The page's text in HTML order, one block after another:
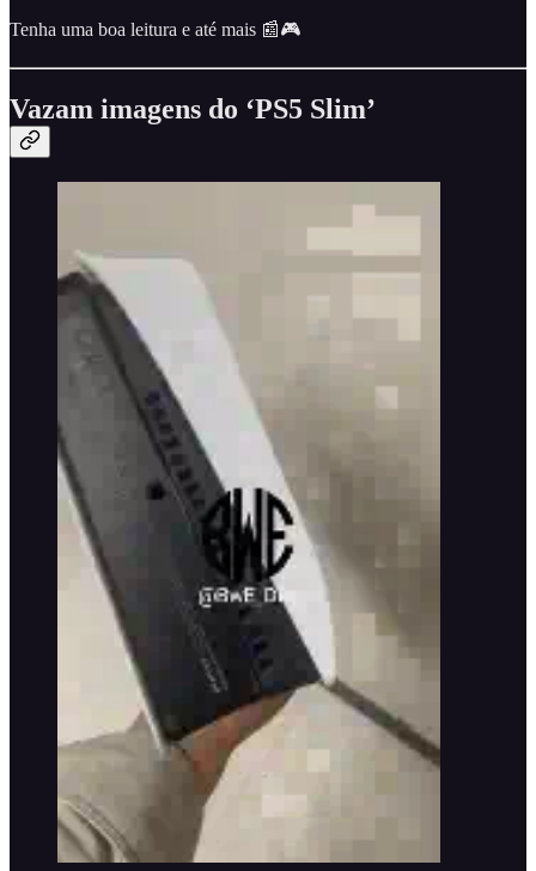
Tenha uma boa leitura e até mais 📰🎮
Vazam imagens do ‘PS5 Slim’